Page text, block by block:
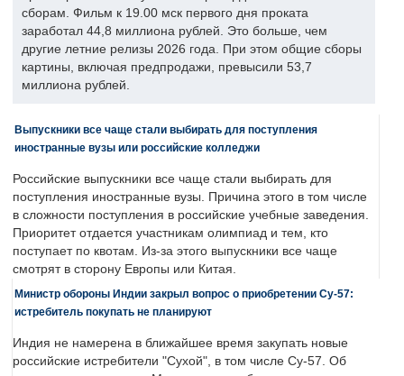
сборам. Фильм к 19.00 мск первого дня проката
заработал 44,8 миллиона рублей. Это больше, чем
другие летние релизы 2026 года. При этом общие сборы
картины, включая предпродажи, превысили 53,7
миллиона рублей.
Выпускники все чаще стали выбирать для поступления
иностранные вузы или российские колледжи
Российские выпускники все чаще стали выбирать для
поступления иностранные вузы. Причина этого в том числе
в сложности поступления в российские учебные заведения.
Приоритет отдается участникам олимпиад и тем, кто
поступает по квотам. Из-за этого выпускники все чаще
смотрят в сторону Европы или Китая.
Министр обороны Индии закрыл вопрос о приобретении Су-57:
истребитель покупать не планируют
Индия не намерена в ближайшее время закупать новые
российские истребители "Сухой", в том числе Су-57. Об